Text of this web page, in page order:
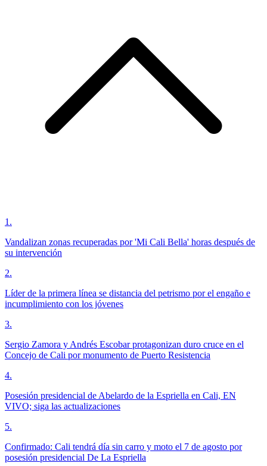
1 .
Vandalizan zonas recuperadas por 'Mi Cali Bella' horas después de
su intervención
2.
Líder de la primera línea se distancia del petrismo por el engaño e
incumplimiento con los jóvenes
3.
Sergio Zamora y Andrés Escobar protagonizan duro cruce en el
Concejo de Cali por monumento de Puerto Resistencia
4.
Posesión presidencial de Abelardo de la Espriella en Cali, EN
VIVO; siga las actualizaciones
5.
Confirmado: Cali tendrá día sin carro y moto el 7 de agosto por
posesión presidencial De La Espriella